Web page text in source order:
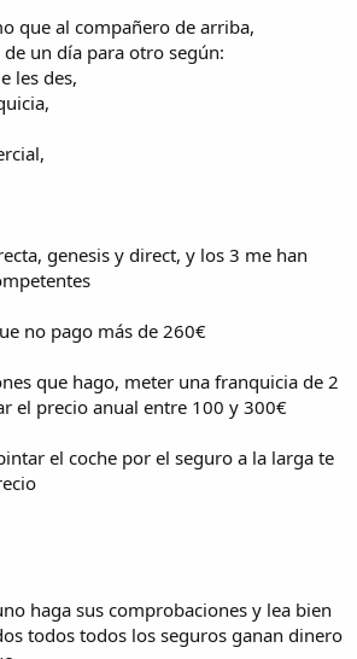
Muchas gracias.
que al compañero de arriba,
un día para otro según:
les des,
genesis y direct, y los 3 me han
no pago más de 260€
que hago, meter una franquicia de 2
el precio anual entre 100 y 300€
el coche por el seguro a la larga te
haga sus comprobaciones y lea bien
todos todos los seguros ganan dinero